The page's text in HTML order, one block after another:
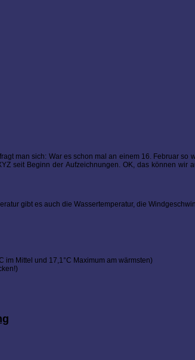
man sich: War es schon mal an einem 16. Februar so
seit Beginn der Aufzeichnungen. OK, das können wir
gibt es auch die Wassertemperatur, die
im Mittel und 17,1°C Maximum am wärmsten)